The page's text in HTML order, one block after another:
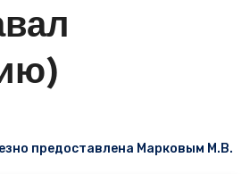
предоставлена Марковым М.В.